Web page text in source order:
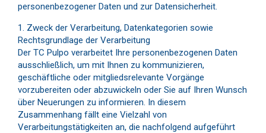
personenbezogener Daten und zur Datensicherheit.
1. Zweck der Verarbeitung, Datenkategorien sowie
Rechtsgrundlage der Verarbeitung
Der TC Pulpo verarbeitet Ihre personenbezogenen Daten
ausschließlich, um mit Ihnen zu kommunizieren,
geschäftliche oder mitgliedsrelevante Vorgänge
vorzubereiten oder abzuwickeln oder Sie auf Ihren Wunsch
über Neuerungen zu informieren. In diesem
Zusammenhang fällt eine Vielzahl von
Verarbeitungstätigkeiten an, die nachfolgend aufgeführt